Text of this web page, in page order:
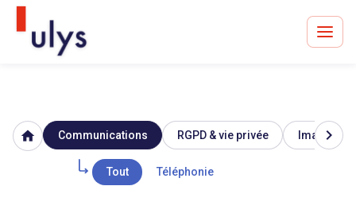
Avocats à Paris & Bruxelles
Leader en droit de l'innovation depuis 30 ans
home Communications RGPD & vie privée Image &
Tout Téléphonie
chevron_right